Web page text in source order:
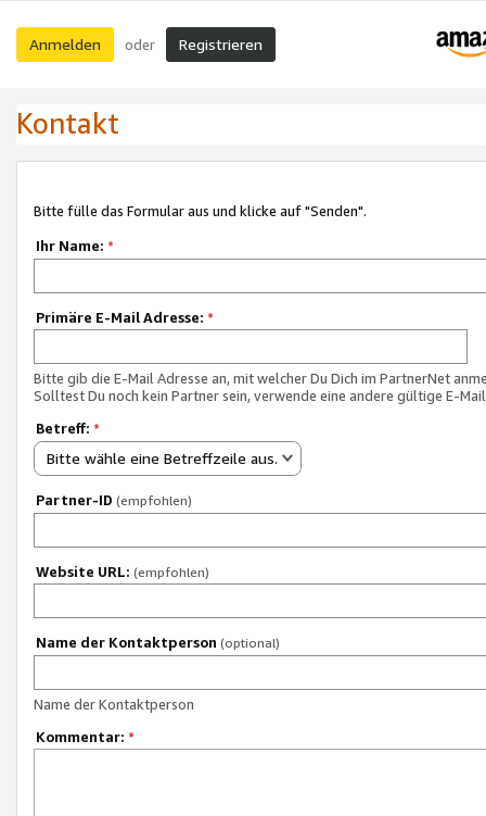
Anmelden oder Registrieren
Kontakt
Bitte fülle das Formular aus und klicke auf "Senden".
Ihr Name: *
Primäre E-Mail Adresse: *
Bitte gib die E-Mail Adresse an, mit welcher Du Dich im PartnerNet
Solltest Du noch kein Partner sein, verwende eine andere gültige E-
Betreff: *
Bitte wähle eine Betreffzeile aus.
Partner-ID (empfohlen)
Website URL: (empfohlen)
Name der Kontaktperson (optional)
Name der Kontaktperson
Kommentar: *